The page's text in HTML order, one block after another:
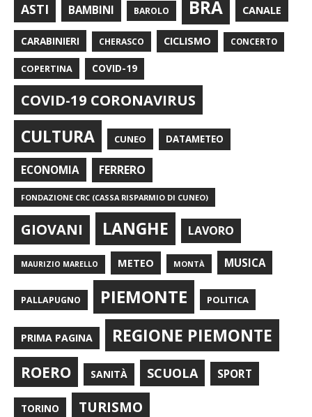
ASTI BAMBINI BAROLO BRA CANALE
CARABINIERI CHERASCO CICLISMO CONCERTO
COPERTINA COVID-19
COVID-19 CORONAVIRUS
CULTURA CUNEO DATAMETEO
ECONOMIA FERRERO
FONDAZIONE CRC (CASSA RISPARMIO DI CUNEO)
GIOVANI LANGHE LAVORO
MAURIZIO MARELLO METEO MONTÀ MUSICA
PALLAPUGNO PIEMONTE POLITICA
PRIMA PAGINA REGIONE PIEMONTE
ROERO SANITÀ SCUOLA SPORT
TORINO TURISMO